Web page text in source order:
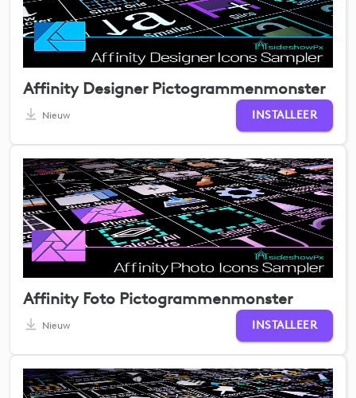
Affinity Designer Pictogrammenmonster
Nieuw INSTALLEER
Affinity Foto Pictogrammenmonster
Nieuw INSTALLEER